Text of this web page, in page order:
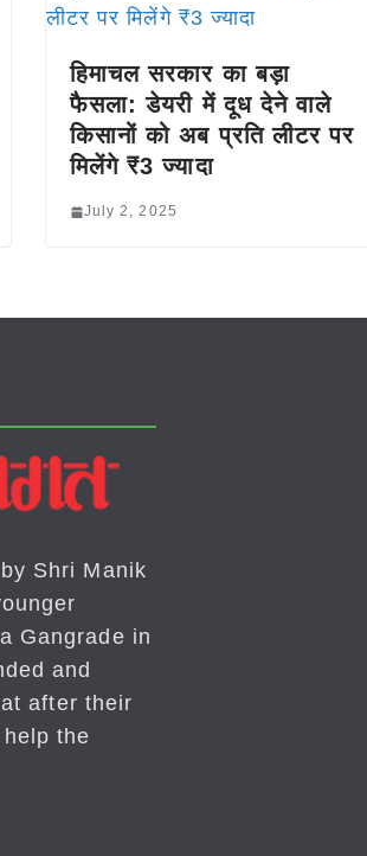
हिमाचल सरकार का बड़ा
फैसला: डेयरी में दूध देने वाले
किसानों को अब प्रति लीटर पर
मिलेंगे ₹3 ज्यादा
July 2, 2025
Shri Manik
Gangrade in
and
after their
the